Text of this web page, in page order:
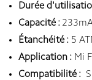
Durée
Capacité :
Étanchéité : 5
Application : Mi
Compatibilité :